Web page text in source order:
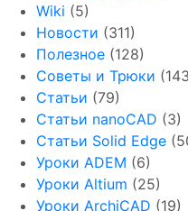
Wiki (5)
Новости (311)
Полезное (128)
Советы и Трюки
Статьи (79)
Статьи nanoCAD (3)
Статьи Solid Edge
Уроки ADEM (6)
Уроки Altium (25)
Уроки ArchiCAD (19)